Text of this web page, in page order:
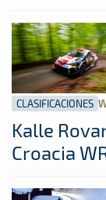
CLASIFICACIONES
Kalle
Croacia